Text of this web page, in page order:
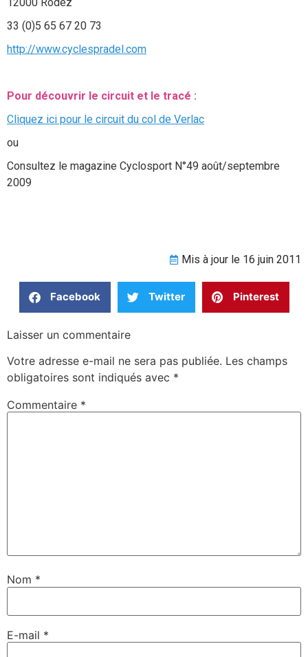
33 (0)5 65 67 20 73
http://www.cyclespradel.com
Pour découvrir le circuit et le tracé :
Cliquez ici pour le circuit du col de Verlac
ou
Consultez le magazine Cyclosport N°49 août/septembre
2009
Mis à jour le 16 juin 2011
Facebook Twitter Pinterest
Laisser un commentaire
Votre adresse e-mail ne sera pas publiée. Les champs
obligatoires sont indiqués avec *
Commentaire *
Nom *
E-mail *